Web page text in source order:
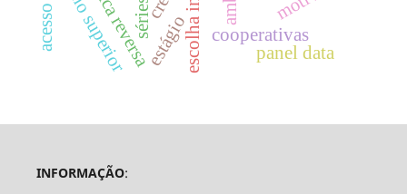
cooperativas
panel data
estágio
INFORMAÇÃO: